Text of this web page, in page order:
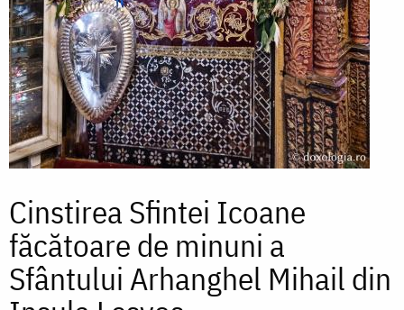
Cinstirea Sfintei Icoane
făcătoare de minuni a
Sfântului Arhanghel Mihail din